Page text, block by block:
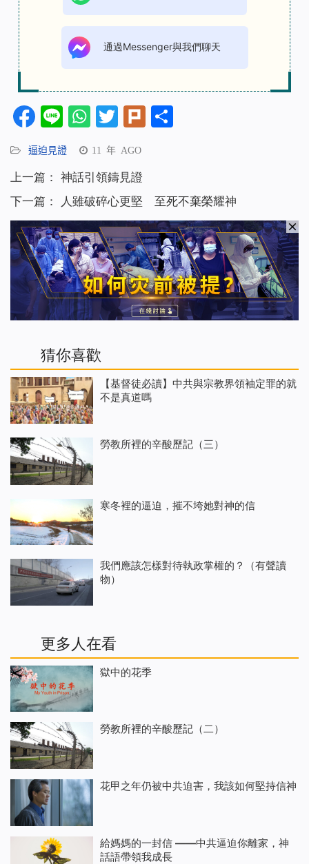
通過Messenger與我們聊天
Facebook
LineWhatsApp
Twitter
Plurk
逼迫見證 11 年 AGO
上一篇： 神話引領鑄見證
下一篇：
人雖破碎心更堅 至死不棄榮耀神
猜你喜歡
【基督徒必讀】中共與宗教界領袖定罪的就
不是真道嗎
勞教所裡的辛酸歷記（三）
寒冬裡的逼迫，摧不垮她對神的信
我們應該怎樣對待執政掌權的？（有聲讀
物）
更多人在看
獄中的花季
勞教所裡的辛酸歷記（二）
花甲之年仍被中共迫害，我該如何堅持信神
給媽媽的一封信 ——中共逼迫你離家，神
話語帶領我成長